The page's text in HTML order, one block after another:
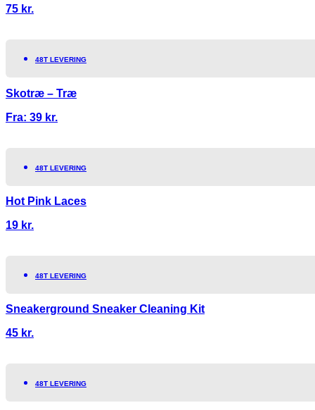
75 kr.
48T LEVERING
Skotræ – Træ
Fra: 39 kr.
48T LEVERING
Hot Pink Laces
19 kr.
48T LEVERING
Sneakerground Sneaker Cleaning Kit
45 kr.
48T LEVERING